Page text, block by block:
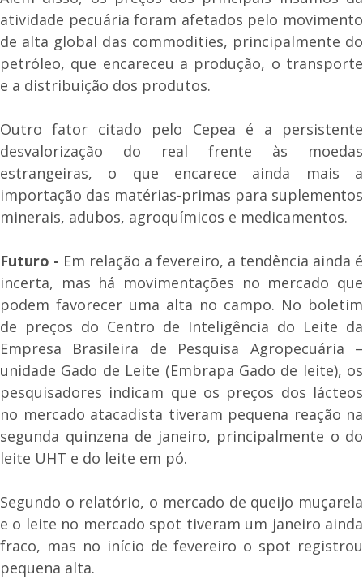
atividade pecuária foram afetados pelo movimento
de alta global das commodities, principalmente do
petróleo, que encareceu a produção, o transporte
e a distribuição dos produtos.
Outro fator citado pelo Cepea é a persistente
desvalorização do real frente às moedas
estrangeiras, o que encarece ainda mais a
importação das matérias-primas para suplementos
minerais, adubos, agroquímicos e medicamentos.
Futuro - Em relação a fevereiro, a tendência ainda é
incerta, mas há movimentações no mercado que
podem favorecer uma alta no campo. No boletim
de preços do Centro de Inteligência do Leite da
Empresa Brasileira de Pesquisa Agropecuária –
unidade Gado de Leite (Embrapa Gado de leite), os
pesquisadores indicam que os preços dos lácteos
no mercado atacadista tiveram pequena reação na
segunda quinzena de janeiro, principalmente o do
leite UHT e do leite em pó.
Segundo o relatório, o mercado de queijo muçarela
e o leite no mercado spot tiveram um janeiro ainda
fraco, mas no início de fevereiro o spot registrou
pequena alta.